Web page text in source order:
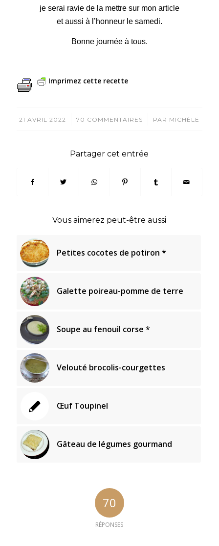
je serai ravie de la mettre sur mon article
et aussi à l’honneur le samedi.
Bonne journée à tous.
Imprimez cette recette
21 AVRIL 2022
/ 70 COMMENTAIRES
/ PAR MICHÈLE
Partager cet entrée
Vous aimerez peut-être aussi
Petites cocotes de potiron *
Galette poireau-pomme de terre
Soupe au fenouil corse *
Velouté brocolis-courgettes
Œuf Toupinel
Gâteau de légumes gourmand
70
RÉPONSES